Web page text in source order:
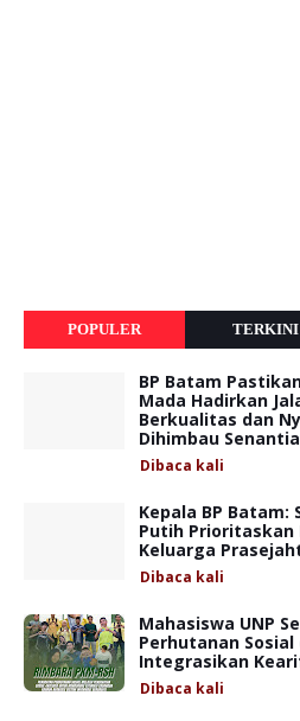
POPULER TERKINI
BP Batam
Mada Hadirkan
Berkualitas dan
Dihimbau
Dibaca kali
Kepala BP Batam:
Putih Prioritaskan
Keluarga
Dibaca kali
Mahasiswa UNP
Perhutanan Sosial
Integrasikan
Dibaca kali